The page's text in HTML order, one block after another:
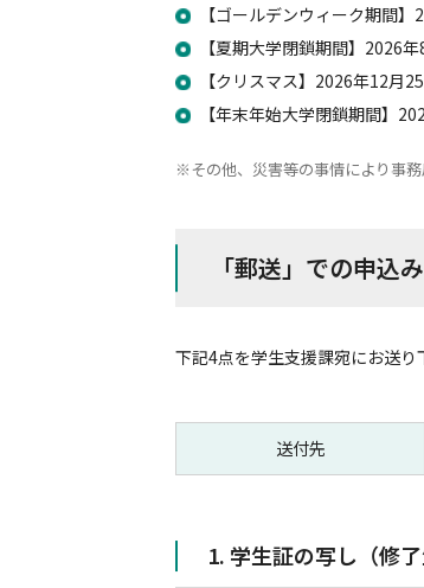
【ゴールデンウィーク期間
【夏期大学閉鎖期間】2026
【クリスマス】2026年12月
【年末年始大学閉鎖期間】
その他、災害等の事情により事
「郵送」での申込み
下記4点を学生支援課宛にお送り
送付先
1. 学生証の写し（修